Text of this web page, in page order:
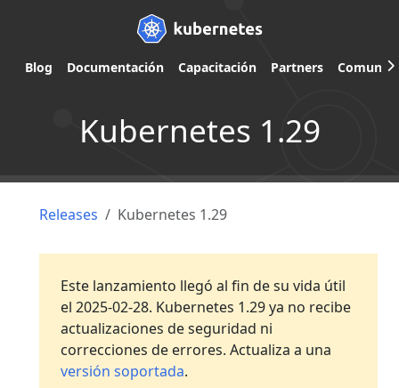
Blog Documentación Capacitación Partners
Kubernetes 1.29
Releases Kubernetes 1.29
Este lanzamiento llegó al fin de su vida útil
el 2025-02-28. Kubernetes 1.29 ya no recibe
actualizaciones de seguridad ni
correcciones de errores. Actualiza a una
versión soportada.